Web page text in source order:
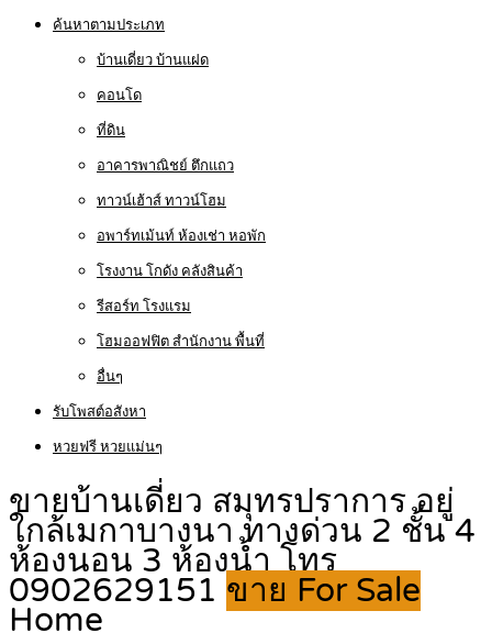
ค้นหาตามประเภท
บ้านเดี่ยว บ้านแฝด
คอนโด
ที่ดิน
อาคารพาณิชย์ ตึกแถว
ทาวน์เฮ้าส์ ทาวน์โฮม
อพาร์ทเม้นท์ ห้องเช่า หอพัก
โรงงาน โกดัง คลังสินค้า
รีสอร์ท โรงแรม
โฮมออฟฟิต สำนักงาน พื้นที่
อื่นๆ
รับโพสต์อสังหา
หวยฟรี หวยแม่นๆ
ขายบ้านเดี่ยว สมุทรปราการ อยู่
ใกล้เมกาบางนา ทางด่วน 2 ชั้น 4
ห้องนอน 3 ห้องน้ำ โทร
0902629151 ขาย For Sale
Home